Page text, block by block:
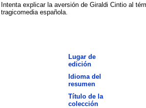
Intenta explicar la aversión de Giraldi Cintio al
tragicomedia española.
Lugar de
edición
Idioma del
resumen
Título de la
colección